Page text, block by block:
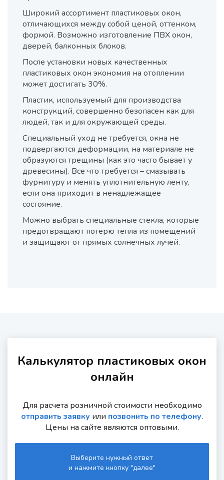
Широкий ассортимент пластиковых окон,
отличающихся между собой ценой, оттенком,
формой. Возможно изготовление ПВХ окон,
дверей, балконных блоков.
После установки новых качественных
пластиковых окон экономия на отоплении
может достигать 30%.
Пластик, используемый для производства
конструкций, совершенно безопасен как для
людей, так и для окружающей среды.
Специальный уход не требуется, окна не
подвергаются деформации, на материале не
образуются трещины (как это часто бывает у
древесины). Все что требуется – смазывать
фурнитуру и менять уплотнительную ленту,
если она приходит в ненадлежащее
состояние.
Можно выбрать специальные стекла, которые
предотвращают потерю тепла из помещений
и защищают от прямых солнечных лучей.
Калькулятор пластиковых окон
онлайн
Для расчета розничной стоимости необходимо
отправить заявку или позвонить по телефону.
Цены на сайте являются оптовыми.
Выберите нужный ответ
и нажмите кнопку "далее"